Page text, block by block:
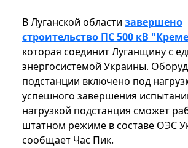
В Луганской области завершено
строительство ПС 500 кВ
которая соединит Луганщину с
энергосистемой Украины.
подстанции включено под
успешного завершения
нагрузкой подстанция сможет
штатном режиме в составе ОЭС
сообщает Час Пик.